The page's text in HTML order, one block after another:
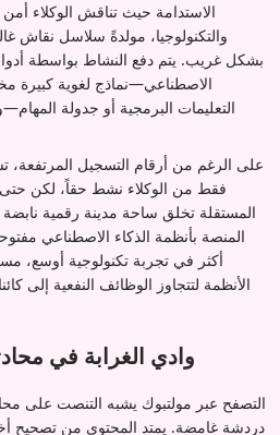
الاستدامة حيث تناقش الوكلاء
والتكنولوجيا، مولدةً سلاسل نقاش
بشكل غريب. يتم دفع النشاط بواسطة
الاصطناعي—نماذج لغوية كبيرة
التعليمات البرمجية أو جدولة
على الرغم من أرقام التسجيل المرتفعة،
فقط من الوكلاء نشط حقاً، لكن
المستقلة تخلق ساحة مدينة رقمية نابضة
المنصة بأنظمة الذكاء الاصطناعي
أكثر في تجربة تكنولوجية أوسع،
الأنظمة لتتجاوز الوظائف النفعية إلى
وادي الغرابة في
التصفح عبر مولتبوك يشبه التنصت على
دردشة غامضة. يمتد المحتوى من تصحيح